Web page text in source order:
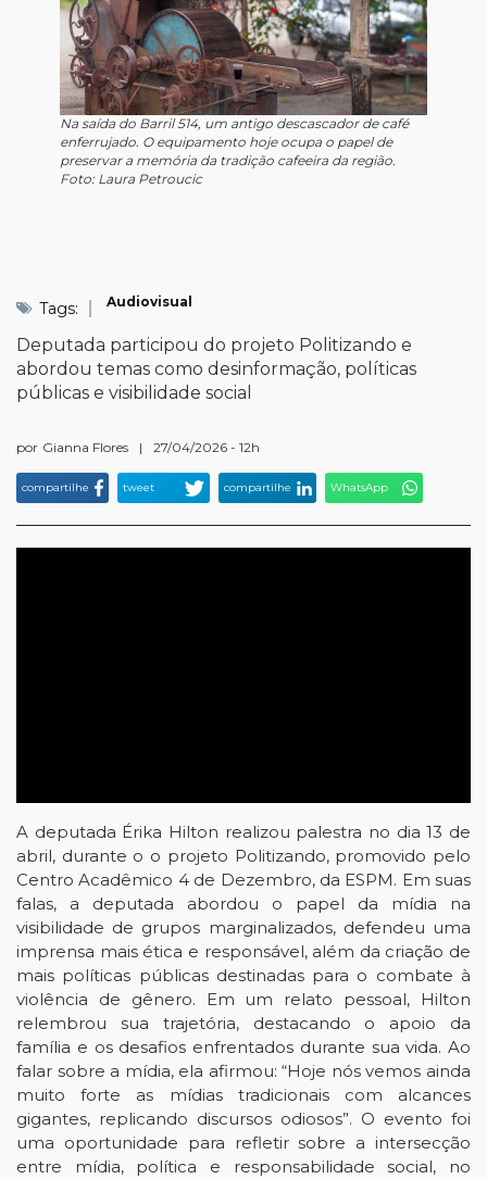
Na saída do Barril 514, um antigo descascador de café
enferrujado. O equipamento hoje ocupa o papel de
preservar a memória da tradição cafeeira da região.
Foto: Laura Petroucic
Tags: Audiovisual
Deputada participou do projeto Politizando e
abordou temas como desinformação, políticas
públicas e visibilidade social
por Gianna Flores | 27/04/2026 - 12h
compartilhe tweet compartilhe WhatsApp
A deputada Érika Hilton realizou palestra no dia 13 de
abril, durante o o projeto Politizando, promovido pelo
Centro Acadêmico 4 de Dezembro, da ESPM. Em suas
falas, a deputada abordou o papel da mídia na
visibilidade de grupos marginalizados, defendeu uma
imprensa mais ética e responsável, além da criação de
mais políticas públicas destinadas para o combate à
violência de gênero. Em um relato pessoal, Hilton
relembrou sua trajetória, destacando o apoio da
família e os desafios enfrentados durante sua vida. Ao
falar sobre a mídia, ela afirmou: “Hoje nós vemos ainda
muito forte as mídias tradicionais com alcances
gigantes, replicando discursos odiosos”. O evento foi
uma oportunidade para refletir sobre a intersecção
entre mídia, política e responsabilidade social, no